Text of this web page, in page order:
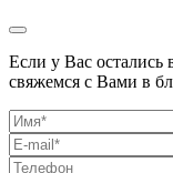
Если у Вас
свяжемся с Вами в